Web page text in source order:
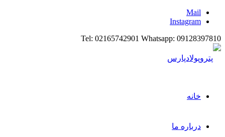
Mail
Instagram
Tel: 02165742901 Whatsapp: 09128397810
خانه
درباره ما